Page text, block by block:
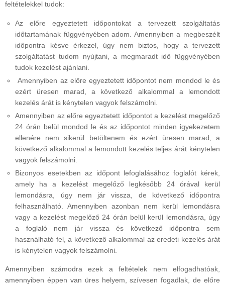
feltételekkel tudok:
Az előre egyeztetett időpontokat a tervezett szolgáltatás
időtartamának függvényében adom. Amennyiben a megbeszélt
időpontra késve érkezel, úgy nem biztos, hogy a tervezett
szolgáltatást tudom nyújtani, a megmaradt idő függvényében
tudok kezelést ajánlani.
Amennyiben az előre egyeztetett időpontot nem mondod le és
ezért üresen marad, a következő alkalommal a lemondott
kezelés árát is kénytelen vagyok felszámolni.
Amennyiben az előre egyeztetett időpontot a kezelést megelőző
24 órán belül mondod le és az időpontot minden igyekezetem
ellenére nem sikerül betöltenem és ezért üresen marad, a
következő alkalommal a lemondott kezelés teljes árát kénytelen
vagyok felszámolni.
Bizonyos esetekben az időpont lefoglalásához foglalót kérek,
amely ha a kezelést megelőző legkésőbb 24 órával kerül
lemondásra, úgy nem jár vissza, de következő időpontra
felhasználható. Amennyiben azonban nem kerül lemondásra
vagy a kezelést megelőző 24 órán belül kerül lemondásra, úgy
a foglaló nem jár vissza és következő időpontra sem
használható fel, a következő alkalommal az eredeti kezelés árát
is kénytelen vagyok felszámolni.
Amennyiben számodra ezek a feltételek nem elfogadhatóak,
amennyiben éppen van üres helyem, szívesen fogadlak, de előre